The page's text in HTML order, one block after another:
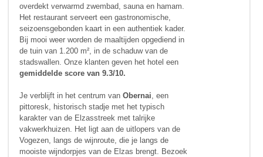
overdekt verwarmd zwembad, sauna en hamam.
Het restaurant serveert een gastronomische,
seizoensgebonden kaart in een authentiek kader.
Bij mooi weer worden de maaltijden opgediend in
de tuin van 1.200 m², in de schaduw van de
stadswallen. Onze klanten geven het hotel een
gemiddelde score van 9.3/10.
Je verblijft in het centrum vanObernai, een
pittoresk, historisch stadje met het typisch
karakter van de Elzasstreek met talrijke
vakwerkhuizen. Het ligt aan de uitlopers van de
Vogezen, langs de wijnroute, die je langs de
mooiste wijndorpjes van de Elzas brengt. Bezoek